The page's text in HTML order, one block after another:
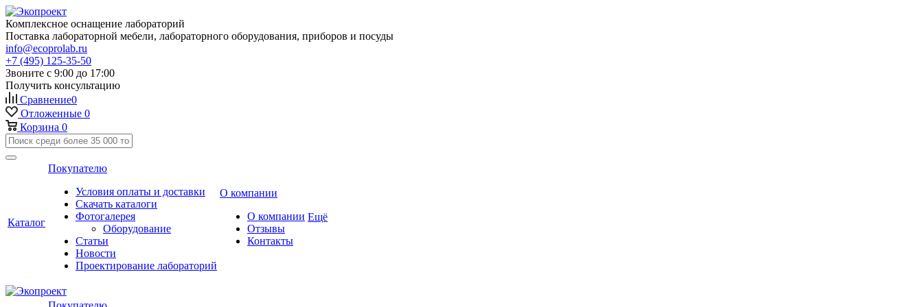
Комплексное оснащение лабораторий
Поставка лабораторной мебели, лабораторного оборудования, приборов и посуды
info@ecoprolab.ru
+7 (495) 125-35-50
Звоните с 9:00 до 17:00
Получить консультацию
Сравнение0
Отложенные 0
Корзина 0
Каталог
Покупателю
Условия оплаты и доставки
Скачать каталоги
Фотогалерея
Оборудование
Статьи
Новости
Проектирование лабораторий
О компании
О компании
Отзывы
Контакты
Ещё